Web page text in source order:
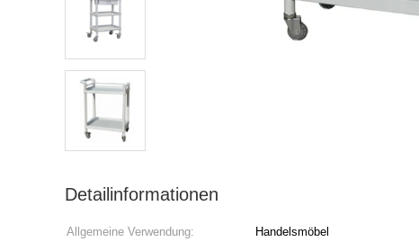
Detailinformationen
Allgemeine Verwendung: Handelsmöbel